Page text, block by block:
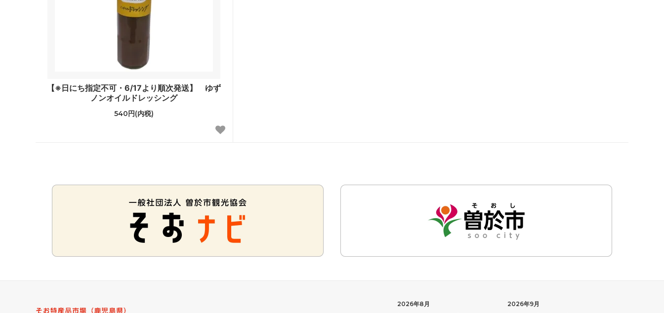
【※日にち指定不可・6/17より順次発送】 ゆず
ノンオイルドレッシング
540円(内税)
2026年8月
2026年9月